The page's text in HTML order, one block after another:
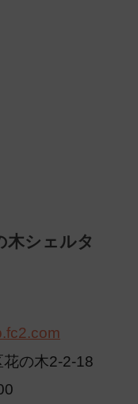
木シェルタ
の木2-2-18